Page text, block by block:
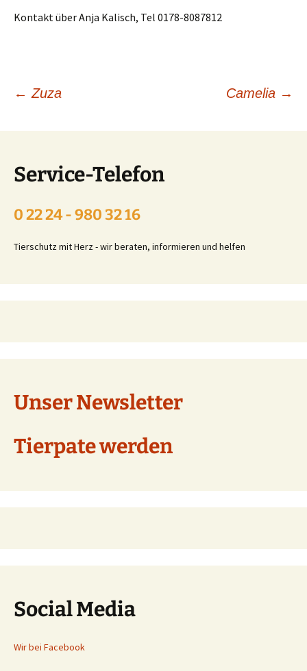
Kontakt über Anja Kalisch, Tel 0178-8087812
Beitragsnavigation
← Zuza Camelia →
Service-Telefon
0 22 24 - 980 32 16
Tierschutz mit Herz - wir beraten, informieren und helfen
Unser Newsletter
Tierpate werden
Social Media
Wir bei Facebook